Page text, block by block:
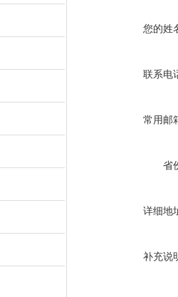
您的姓
联系电
常用邮
省
详细地
补充说